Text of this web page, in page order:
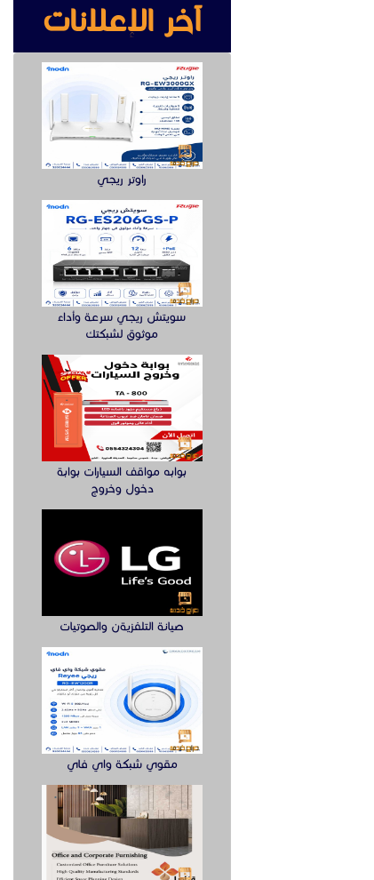
آخر الإعلانات
راوتر ريجي
سويتش ريجي سرعة وأداء
موثوق لشبكتك
بوابه مواقف السيارات بوابة
دخول وخروج
صيانة التلفزيةن والصوتيات
مقوي شبكة واي فاي